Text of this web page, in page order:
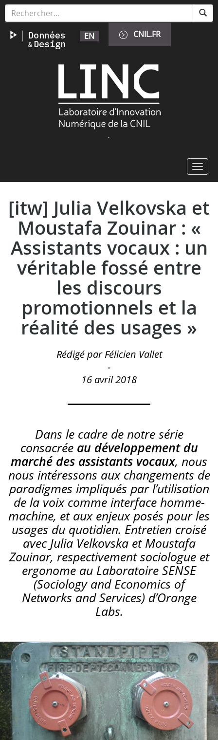
Aller
principal
EN CNIL.FR
.
[itw] Julia Velkovska et
Moustafa Zouinar : «
Assistants vocaux : un
véritable fossé entre
les discours
promotionnels et la
réalité des usages »
Rédigé par Félicien Vallet
-
16 avril 2018
Dans le cadre de notre série
consacrée au développement du
marché des assistants vocaux, nous
nous intéressons aux changements de
paradigmes impliqués par l’utilisation
de la voix comme interface homme-
machine, et aux enjeux posés pour les
usages du quotidien. Entretien croisé
avec Julia Velkovska et Moustafa
Zouinar, respectivement sociologue et
ergonome au Laboratoire SENSE
(Sociology and Economics of
Networks and Services) d’Orange
Labs.
Panneau de gestion des cookies